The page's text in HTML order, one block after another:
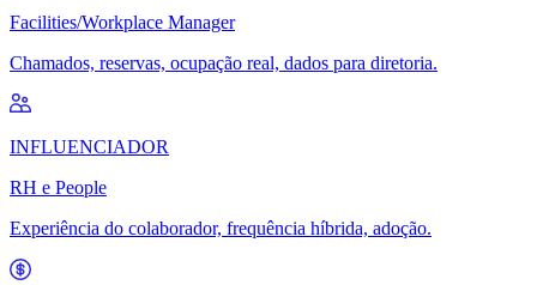
Facilities/Workplace Manager
Chamados, reservas, ocupação real, dados para diretoria.
INFLUENCIADOR
RH e People
Experiência do colaborador, frequência híbrida, adoção.